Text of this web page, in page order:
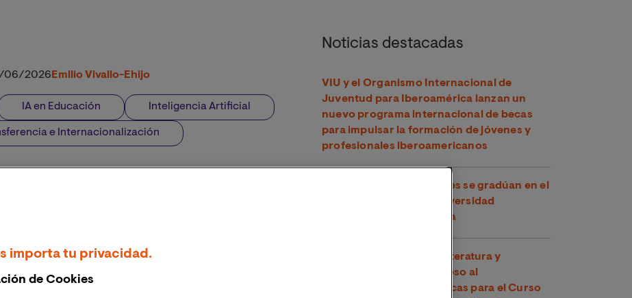
06/2026 Emilio Vivallo-Ehijo
IA en Educación Inteligencia Artificial
e Internacionalización
Noticias destacadas
VIU y el Organismo Internacional de
Juventud para Iberoamérica lanzan un
nuevo programa internacional de becas
para impulsar la formación de jóvenes y
profesionales iberoamericanos
Más de 18.000 estudiantes se gradúan en el
curso 2025/26 de la Universidad
Internacional de Valencia
La Cátedra Planeta de Literatura y
Sociedad impulsa el acceso al
conocimiento con 30 becas para el Curso
importa tu privacidad.
de Cookies